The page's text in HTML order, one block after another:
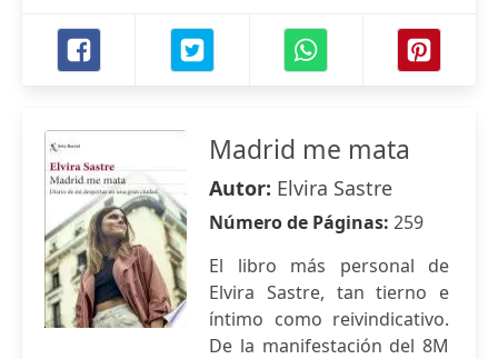
Madrid me mata
Autor: Elvira Sastre
Número de Páginas: 259
El libro más personal de
Elvira Sastre, tan tierno e
íntimo como reivindicativo.
De la manifestación del 8M